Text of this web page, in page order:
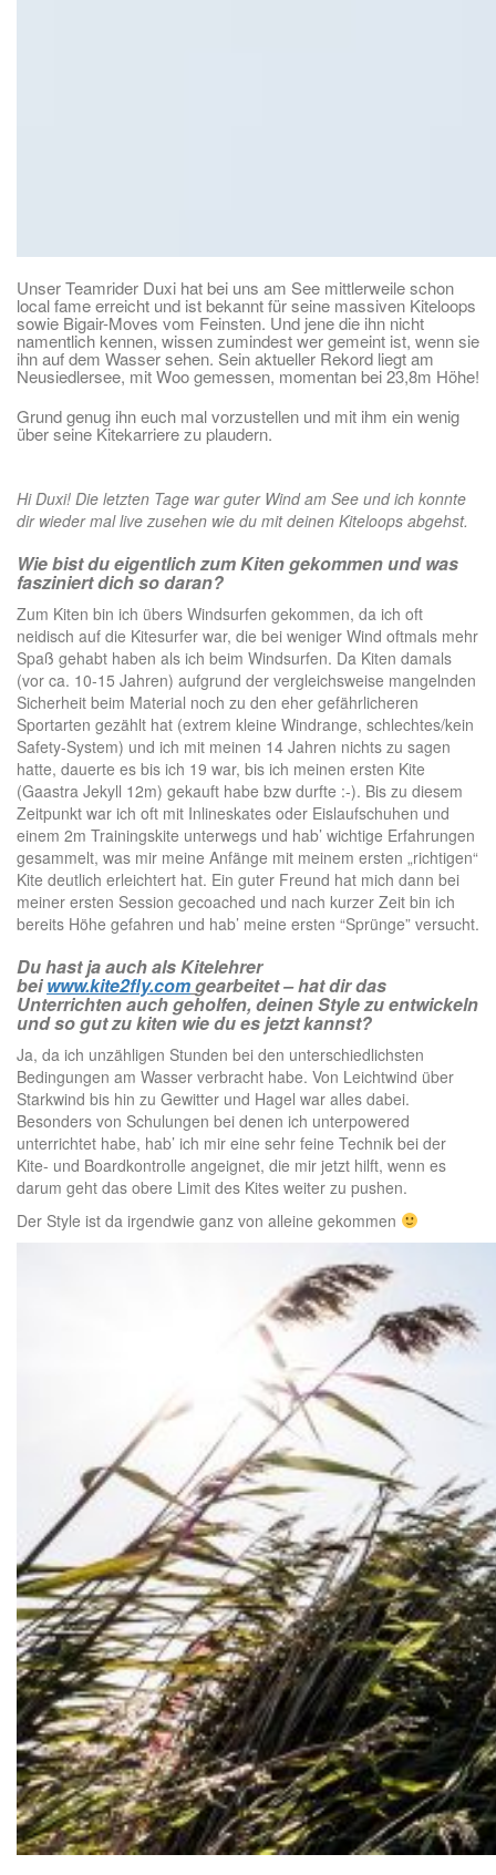
Unser Teamrider Duxi hat bei uns am See mittlerweile schon
local fame erreicht und ist bekannt für seine massiven Kiteloops
sowie Bigair-Moves vom Feinsten. Und jene die ihn nicht
namentlich kennen, wissen zumindest wer gemeint ist, wenn sie
ihn auf dem Wasser sehen. Sein aktueller Rekord liegt am
Neusiedlersee, mit Woo gemessen, momentan bei 23,8m Höhe!
Grund genug ihn euch mal vorzustellen und mit ihm ein wenig
über seine Kitekarriere zu plaudern.
Hi Duxi! Die letzten Tage war guter Wind am See und ich konnte
dir wieder mal live zusehen wie du mit deinen Kiteloops abgehst.
Wie bist du eigentlich zum Kiten gekommen und was
fasziniert dich so daran?
Zum Kiten bin ich übers Windsurfen gekommen, da ich oft
neidisch auf die Kitesurfer war, die bei weniger Wind oftmals mehr
Spaß gehabt haben als ich beim Windsurfen. Da Kiten damals
(vor ca. 10-15 Jahren) aufgrund der vergleichsweise mangelnden
Sicherheit beim Material noch zu den eher gefährlicheren
Sportarten gezählt hat (extrem kleine Windrange, schlechtes/kein
Safety-System) und ich mit meinen 14 Jahren nichts zu sagen
hatte, dauerte es bis ich 19 war, bis ich meinen ersten Kite
(Gaastra Jekyll 12m) gekauft habe bzw durfte :-). Bis zu diesem
Zeitpunkt war ich oft mit Inlineskates oder Eislaufschuhen und
einem 2m Trainingskite unterwegs und hab’ wichtige Erfahrungen
gesammelt, was mir meine Anfänge mit meinem ersten „richtigen“
Kite deutlich erleichtert hat. Ein guter Freund hat mich dann bei
meiner ersten Session gecoached und nach kurzer Zeit bin ich
bereits Höhe gefahren und hab’ meine ersten “Sprünge” versucht.
Du hast ja auch als Kitelehrer
beiwww.kite2fly.comgearbeitet – hat dir das
Unterrichten auch geholfen, deinen Style zu entwickeln
und so gut zu kiten wie du es jetzt kannst?
Ja, da ich unzähligen Stunden bei den unterschiedlichsten
Bedingungen am Wasser verbracht habe. Von Leichtwind über
Starkwind bis hin zu Gewitter und Hagel war alles dabei.
Besonders von Schulungen bei denen ich unterpowered
unterrichtet habe, hab’ ich mir eine sehr feine Technik bei der
Kite- und Boardkontrolle angeignet, die mir jetzt hilft, wenn es
darum geht das obere Limit des Kites weiter zu pushen.
Der Style ist da irgendwie ganz von alleine gekommen